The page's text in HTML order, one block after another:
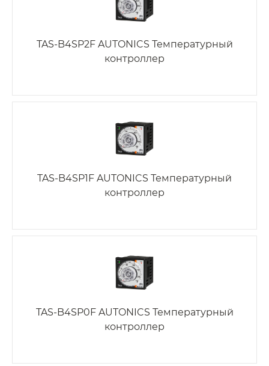
TAS-B4SP2F AUTONICS Температурный
контроллер
TAS-B4SP1F AUTONICS Температурный
контроллер
TAS-B4SP0F AUTONICS Температурный
контроллер